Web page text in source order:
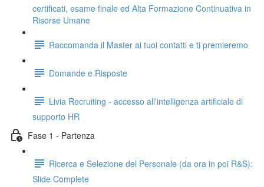
certificati, esame finale ed Alta Formazione Continuativa in
Risorse Umane
Raccomanda il Master ai tuoi contatti e ti premieremo
Domande e Risposte
Livia Recruiting - accesso all'intelligenza artificiale di
supporto HR
Fase 1 - Partenza
Ricerca e Selezione del Personale (da ora in poi R&S):
Slide Complete